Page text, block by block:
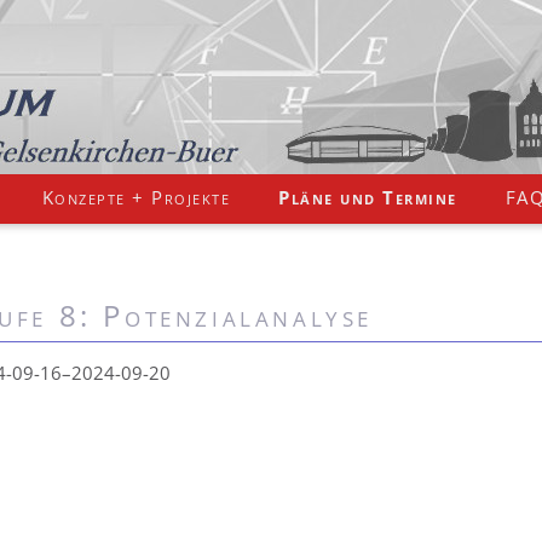
Konzepte + Projekte Pläne und Termine
8: Potenzialanalyse
09-16–2024-09-20